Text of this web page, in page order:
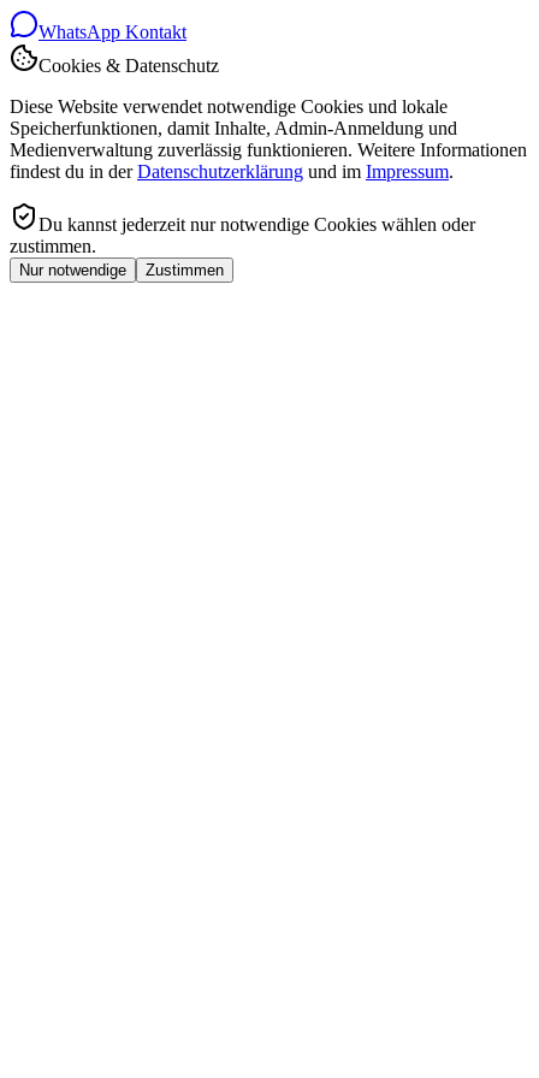
WhatsApp Kontakt
Cookies & Datenschutz
Diese Website verwendet notwendige Cookies und lokale
Speicherfunktionen, damit Inhalte, Admin-Anmeldung und
Medienverwaltung zuverlässig funktionieren. Weitere Informationen
findest du in der Datenschutzerklärung und im Impressum.
Du kannst jederzeit nur notwendige Cookies wählen oder
zustimmen.
Nur notwendige Zustimmen